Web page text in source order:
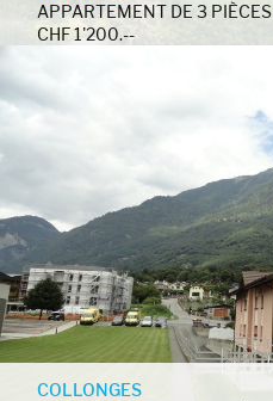
APPARTEMENT DE 3 PIÈCES
CHF 1'200.--
COLLONGES